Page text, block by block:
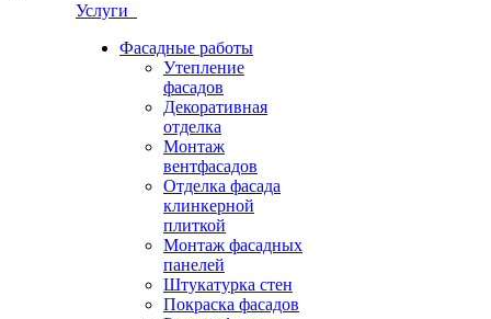
Услуги
Фасадные работы
Утепление
фасадов
Декоративная
отделка
Монтаж
вентфасадов
Отделка фасада
клинкерной
плиткой
Монтаж фасадных
панелей
Штукатурка стен
Покраска фасадов